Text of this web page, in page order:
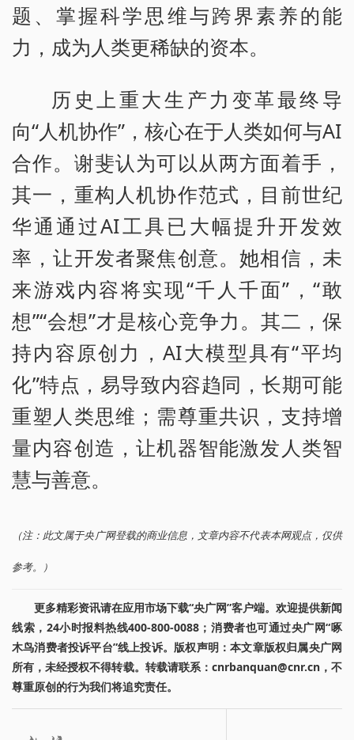
题、掌握科学思维与跨界素养的能
力，成为人类更稀缺的资本。
历史上重大生产力变革最终导
向“人机协作”，核心在于人类如何与AI
合作。谢斐认为可以从两方面着手，
其一，重构人机协作范式，目前世纪
华通通过AI工具已大幅提升开发效
率，让开发者聚焦创意。她相信，未
来游戏内容将实现“千人千面”，“敢
想”“会想”才是核心竞争力。其二，保
持内容原创力，AI大模型具有“平均
化”特点，易导致内容趋同，长期可能
重塑人类思维；需尊重共识，支持增
量内容创造，让机器智能激发人类智
慧与善意。
（注：此文属于央广网登载的商业信息，文章内容不代表本网观点，仅供
参考。）
更多精彩资讯请在应用市场下载“央广网”客户端。欢迎提供新闻
线索，24小时报料热线400-800-0088；消费者也可通过央广网“啄
木鸟消费者投诉平台”线上投诉。版权声明：本文章版权归属央广网
所有，未经授权不得转载。转载请联系：cnrbanquan@cnr.cn，不
尊重原创的行为我们将追究责任。